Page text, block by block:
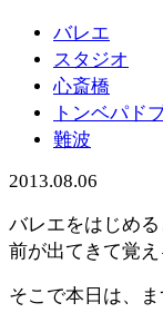
バレエ
スタジオ
心斎橋
トンベパド
難波
2013.08.06
バレエをはじめ
前が出てきて覚
そこで本日は、